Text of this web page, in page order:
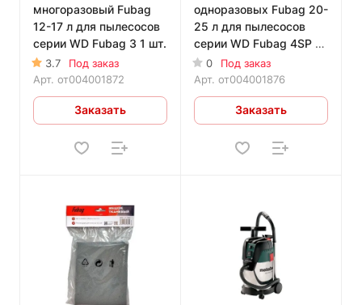
многоразовый Fubag
12-17 л для пылесосов
серии WD Fubag 3 1 шт.
3.7
Под заказ
Арт. от004001872
Заказать
одноразовых Fubag 20-
25 л для пылесосов
серии WD Fubag 4SP 5
шт.
0
Под заказ
Арт. от004001876
Заказать